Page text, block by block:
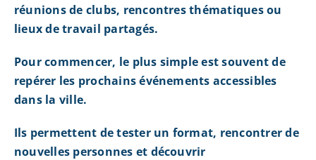
réunions de clubs, rencontres thématiques ou
lieux de travail partagés.
Pour commencer, le plus simple est souvent de
repérer les prochains événements accessibles
dans la ville.
Ils permettent de tester un format, rencontrer de
nouvelles personnes et découvrir